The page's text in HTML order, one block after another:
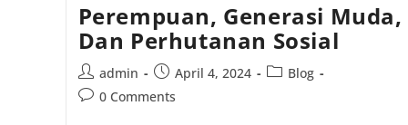
Perempuan, Generasi Muda,
Dan Perhutanan Sosial
Post
author:
admin
Post
published:
April 4, 2024
PostBlog
Post0 Comments